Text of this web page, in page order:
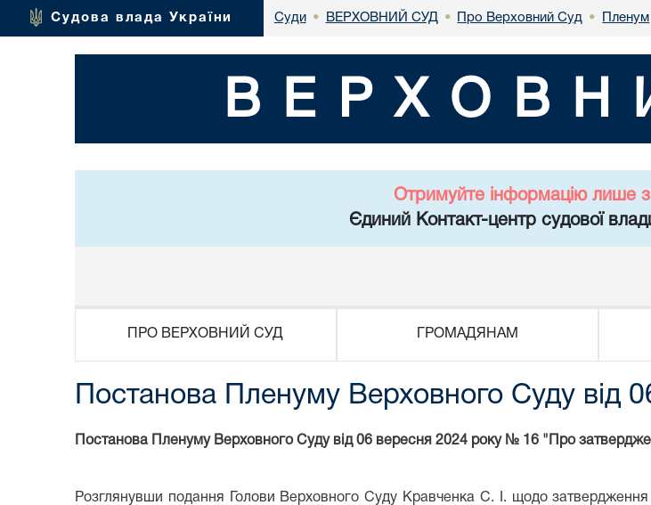
Судова влада України Суди • ВЕРХОВНИЙ СУД • Про Верховний Суд • Пленум
Отримуйте інформацію лише
Єдиний Контакт-центр судової
ПРО ВЕРХОВНИЙ СУД ГРОМАДЯНАМ
Постанова Пленуму Верховного Суду від
Постанова Пленуму Верховного Суду від 06 вересня 2024 року № 16 "Про
Розглянувши подання Голови Верховного Суду Кравченка С. І. щодо